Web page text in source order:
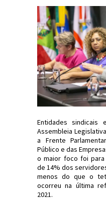
Entidades sindicais
Assembleia
a Frente
Público e das
o maior foco foi
de 14% dos
menos do que o
ocorreu na última
2021.